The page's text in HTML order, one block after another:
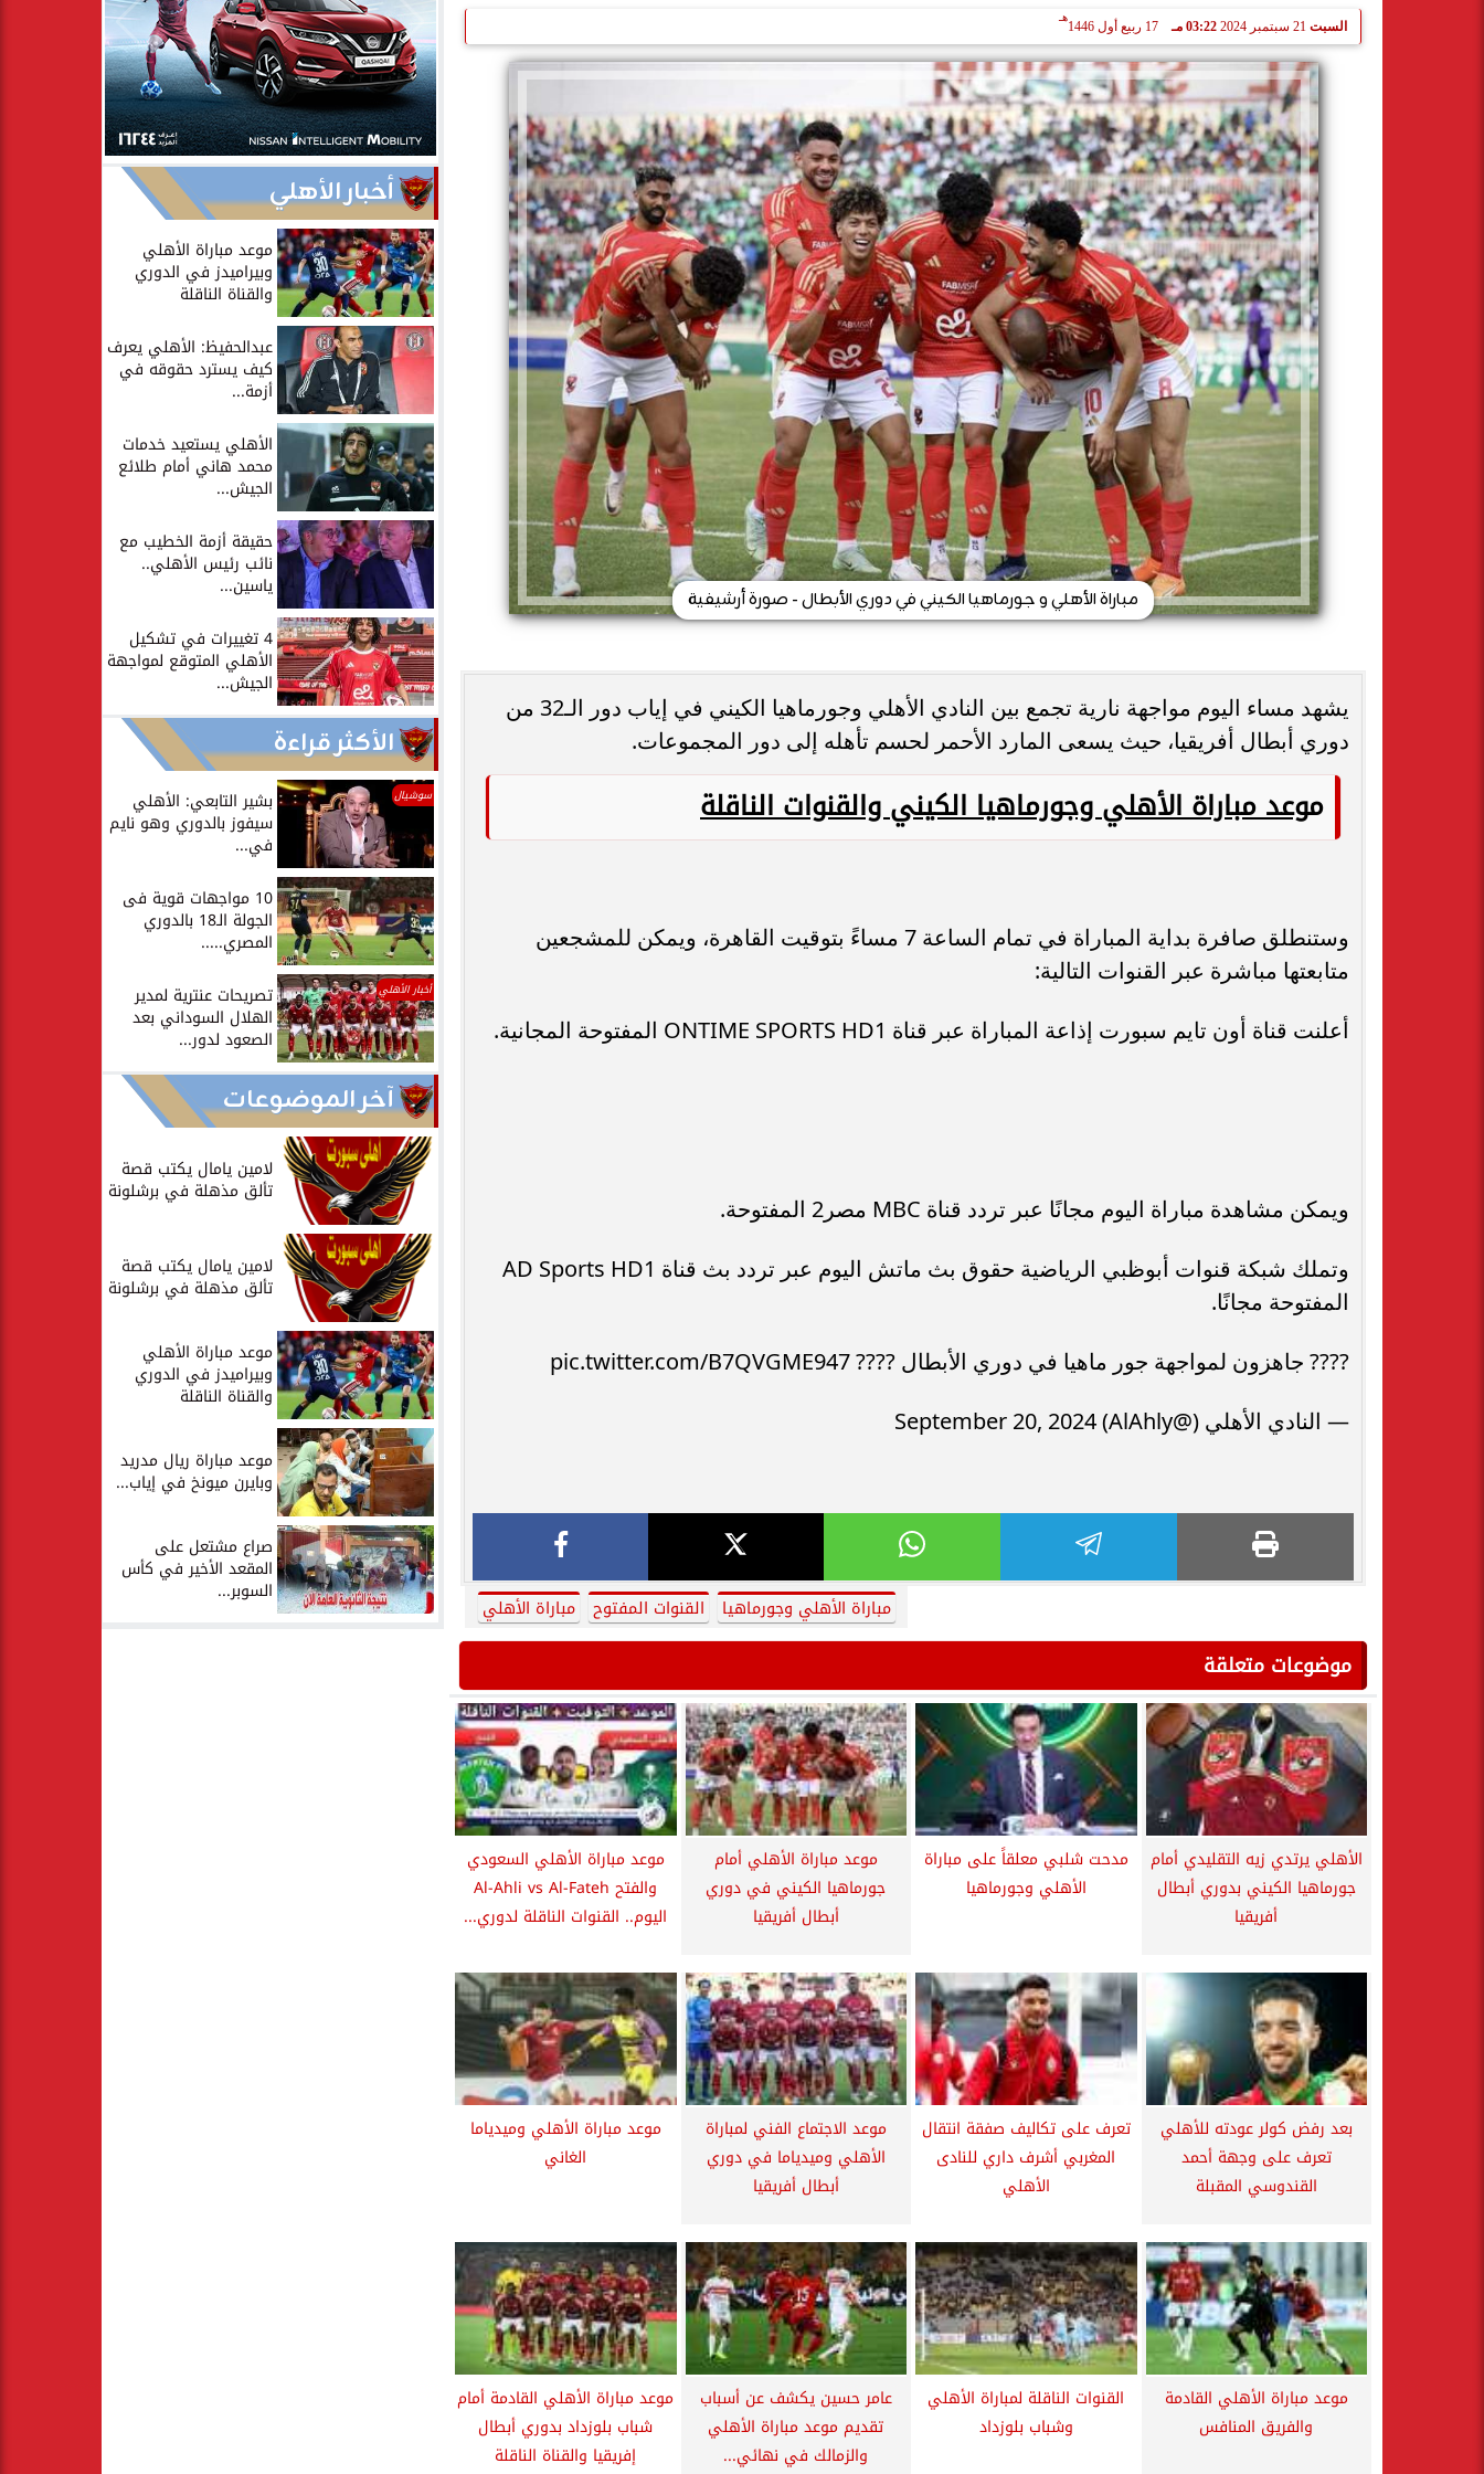
السبت 03:22 مـ 17 ربيع أول 1446
هـ
مباراة الأهلي و جورماهيا الكيني في دوري الأبطال - صورة أرشيفية
يشهد مساء اليوم مواجهة نارية تجمع بين النادي الأهلي وجورماهيا الكيني في إياب دور الـ32 من
دوري أبطال أفريقيا، حيث يسعى المارد الأحمر لحسم تأهله إلى دور المجموعات.
موعد مباراة الأهلي وجورماهيا الكيني والقنوات الناقلة
وستنطلق صافرة بداية المباراة في تمام الساعة 7 مساءً بتوقيت القاهرة، ويمكن للمشجعين
متابعتها مباشرة عبر القنوات التالية:
أعلنت قناة أون تايم سبورت إذاعة المباراة عبر قناة ONTIME SPORTS HD1 المفتوحة المجانية.
ويمكن مشاهدة مباراة اليوم مجانًا عبر تردد قناة MBC مصر2 المفتوحة.
وتملك شبكة قنوات أبوظبي الرياضية حقوق بث ماتش اليوم عبر تردد بث قناة AD Sports HD1
المفتوحة مجانًا.
???? جاهزون لمواجهة جور ماهيا في دوري الأبطال ???? pic.twitter.com/B7QVGME947
— ‏النادي الأهلي (@AlAhly) September 20, 2024
مباراة الأهلي وجورماهيا القنوات المفتوح مباراة الأهلي
موضوعات متعلقة
الأهلي يرتدي زيه التقليدي أمام
جورماهيا الكيني بدوري أبطال
أفريقيا
مدحت شلبي معلقاً على مباراة
الأهلي وجورماهيا
موعد مباراة الأهلي أمام
جورماهيا الكيني في دوري
أبطال أفريقيا
موعد مباراة الأهلي السعودي
والفتح Al-Ahli vs Al-Fateh
اليوم.. القنوات الناقلة لدوري...
بعد رفض كولر عودته للأهلي
تعرف على وجهة أحمد
القندوسي المقبلة
تعرف على تكاليف صفقة انتقال
المغربي أشرف داري للنادى
الأهلي
موعد الاجتماع الفني لمباراة
الأهلي وميدياما في دوري
أبطال أفريقيا
موعد مباراة الأهلي وميدياما
الغاني
موعد مباراة الأهلي القادمة
والفريق المنافس
القنوات الناقلة لمباراة الأهلي
وشباب بلوزداد
عامر حسين يكشف عن أسباب
تقديم موعد مباراة الأهلي
والزمالك في نهائي...
موعد مباراة الأهلي القادمة أمام
شباب بلوزداد بدوري أبطال
إفريقيا والقناة الناقلة
أخبار الأهلي
موعد مباراة الأهلي
وبيراميدز في الدوري
والقناة الناقلة
عبدالحفيظ: الأهلي يعرف
كيف يسترد حقوقه في
أزمة...
الأهلي يستعيد خدمات
محمد هاني أمام طلائع
الجيش...
حقيقة أزمة الخطيب مع
نائب رئيس الأهلي..
ياسين...
4 تغييرات في تشكيل
الأهلي المتوقع لمواجهة
الجيش...
الأكثر قراءة
سوشيال بشير التابعي: الأهلي
سيفوز بالدوري وهو نايم
في...
10 مواجهات قوية فى
الجولة الـ18 بالدوري
المصري.....
أخبار الأهلي تصريحات عنترية لمدير
الهلال السوداني بعد
الصعود لدور...
آخر الموضوعات
لامين يامال يكتب قصة
تألق مذهلة في برشلونة
لامين يامال يكتب قصة
تألق مذهلة في برشلونة
موعد مباراة الأهلي
وبيراميدز في الدوري
والقناة الناقلة
موعد مباراة ريال مدريد
وبايرن ميونخ في إياب...
صراع مشتعل على
المقعد الأخير في كأس
السوبر...